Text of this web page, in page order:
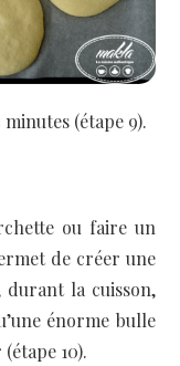
(étape 9).
ou faire un
de créer une
la cuisson,
énorme bulle
10).